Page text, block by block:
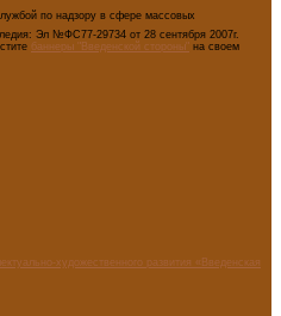
по надзору в сфере массовых
Эл №ФС77-29734 от 28 сентября 2007г.
баннеры "Введенской стороны" на своем
художественного развития «Введенская